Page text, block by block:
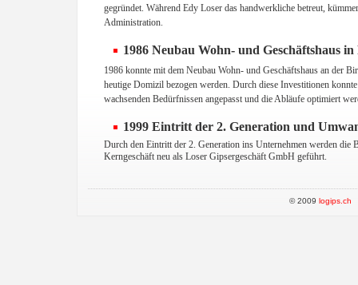
gegründet. Während Edy Loser das handwerkliche betreut,
Administration.
1986 Neubau Wohn- und Geschäftshaus
1986 konnte mit dem Neubau Wohn- und Geschäftshaus an der
heutige Domizil bezogen werden. Durch diese Investitionen
wachsenden Bedürfnissen angepasst und die Abläufe optimiert
1999 Eintritt der 2. Generation und
Durch den Eintritt der 2. Generation ins Unternehmen werden die
Kerngeschäft neu als Loser Gipsergeschäft GmbH geführt.
© 2009 logips.ch